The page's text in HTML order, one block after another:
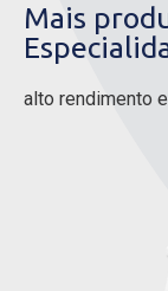
Mais
alto rendimento